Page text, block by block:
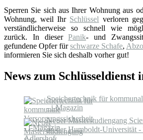
Sperren Sie sich aus Ihrer Wohnung aus
Wohnung, weil Ihr Schlüssel verloren
verständlicherweise so schnell wie
zurück. In dieserPanik- und
gefundene Opfer fürschwarze Schafe,
informieren Sie sich deshalb vorher gut!
News zum Schlüsseldienst
Speichertechnik für
- i-Magazin
Neuer Masterstudiengang
an der Humboldt-Universität
Adlershof